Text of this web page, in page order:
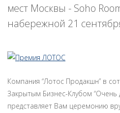
мест Москвы - Soho
набережной 21
Компания “Лотос Продакшн” в
Закрытым Бизнес-Клубом
представляет Вам церемонию